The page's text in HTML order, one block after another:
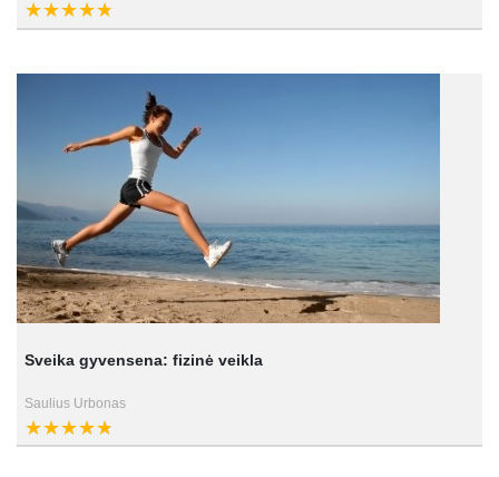
Sveika gyvensena: fizinė veikla
Saulius Urbonas